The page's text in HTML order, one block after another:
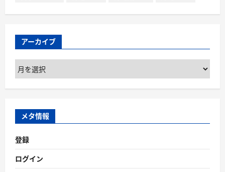
アーカイブ
ア
ー
カ
ブ
メタ情報
登録
ログイン